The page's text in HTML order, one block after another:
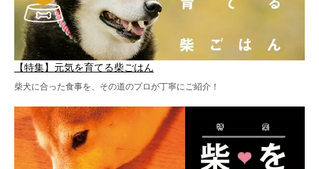
【特集】元気を育てる柴ごはん
柴犬に合った食事を、その道のプロが丁寧にご紹介！